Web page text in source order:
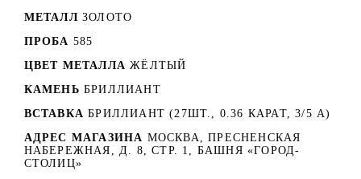
МЕТАЛЛ ЗОЛОТО
ПРОБА 585
ЦВЕТ МЕТАЛЛА ЖЁЛТЫЙ
КАМЕНЬ БРИЛЛИАНТ
ВСТАВКА БРИЛЛИАНТ (27ШТ., 0.36 КАРАТ, 3/5 А)
АДРЕС МАГАЗИНА МОСКВА, ПРЕСНЕНСКАЯ
НАБЕРЕЖНАЯ, Д. 8, СТР. 1, БАШНЯ «ГОРОД-
СТОЛИЦ»